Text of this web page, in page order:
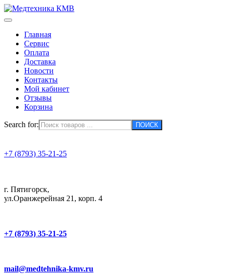
Главная
Сервис
Оплата
Доставка
Новости
Контакты
Мой кабинет
Отзывы
Корзина
Search for:
+7 (8793) 35-21-25
г. Пятигорск,
ул.Оранжерейная 21, корп. 4
+7 (8793) 35-21-25
mail@medtehnika-kmv.ru